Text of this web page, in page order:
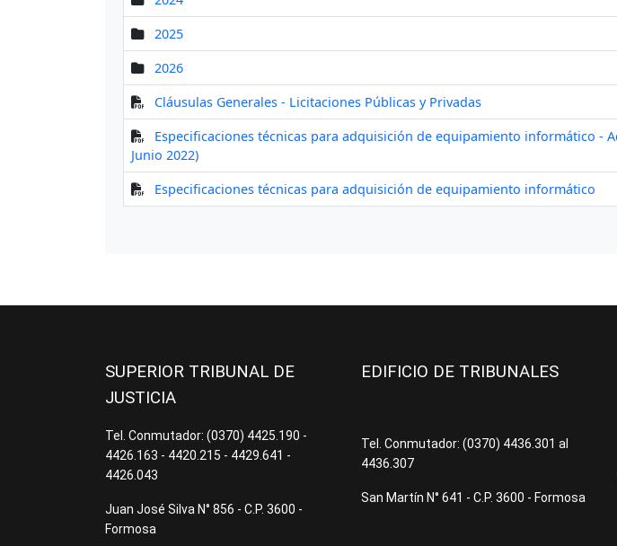
SUPERIOR TRIBUNAL DE
JUSTICIA
Tel. Conmutador: (0370) 4425.190 -
4426.163 - 4420.215 - 4429.641 -
4426.043
Juan José Silva N° 856 - C.P. 3600 -
Formosa
EDIFICIO DE TRIBUNALES
Tel. Conmutador: (0370) 4436.301 al
4436.307
San Martín N° 641 - C.P. 3600 - Formosa